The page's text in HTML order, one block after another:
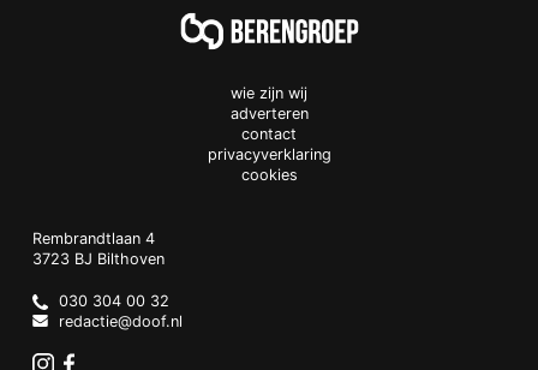
wie zijn wij
adverteren
contact
privacyverklaring
cookies
Doof.nl
work
Rembrandtlaan 4
3723 BJ Bilthoven
Netherlands
030 304 00 32
redactie@doof.nl